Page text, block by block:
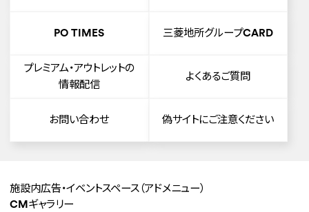
PO TIMES 三菱地所グループCARD
プレミアム・アウトレットの
情報配信
よくあるご質問
お問い合わせ 偽サイトにご注意ください
施設内広告・イベントスペース （アドメニュー）
CMギャラリー